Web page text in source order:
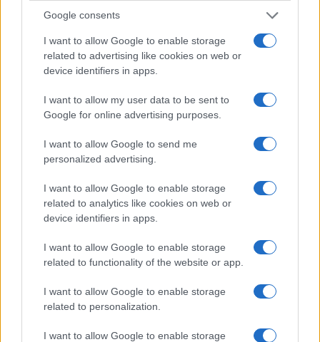
Google consents
I want to allow Google to enable storage
related to advertising like cookies on web or
device identifiers in apps.
I want to allow my user data to be sent to
Google for online advertising purposes.
I want to allow Google to send me
personalized advertising.
I want to allow Google to enable storage
related to analytics like cookies on web or
device identifiers in apps.
I want to allow Google to enable storage
related to functionality of the website or app.
I want to allow Google to enable storage
related to personalization.
I want to allow Google to enable storage
Continue lendo
FINANÇA
Retiradas da caderneta de poupança superam depósitos em R$
7,152 bilhões
FINANÇA